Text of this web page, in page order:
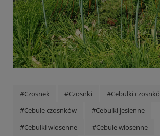
#Czosnek #Czosnki
#Cebulki
#Cebule czosnków
#Cebulki jesienne
#Cebulki wiosenne
#Cebule wiosenne